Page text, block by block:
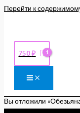
Перейти к
750₽
Вы отложили